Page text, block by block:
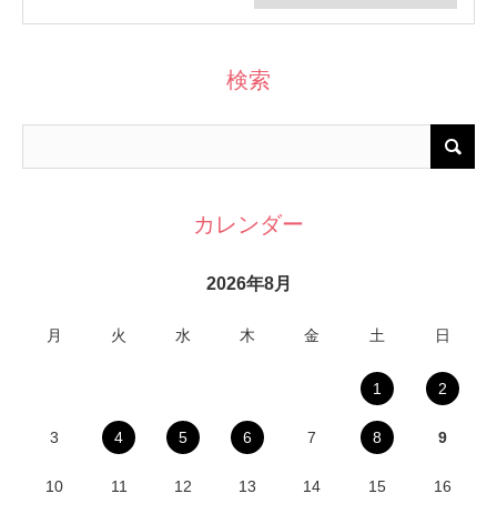
検索
カレンダー
2026年8月
月 火 水 木 金 土 日
1 2
3 4 5 6 7 8 9
10 11 12 13 14 15 16